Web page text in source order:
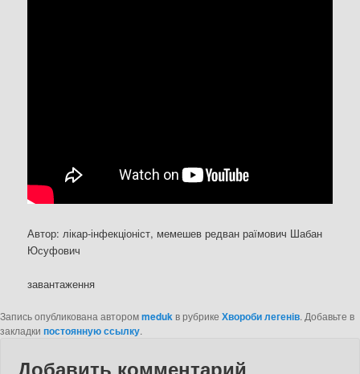
Автор: лікар-інфекціоніст, мемешев редван раїмович Шабан
Юсуфович
завантаження
Запись опубликована авторомmeduk в рубрике Хвороби легенів. Добавьте в
закладки постоянную ссылку.
Добавить комментарий